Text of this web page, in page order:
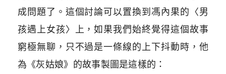
成問題了。這個討論可以置換到馮內果的〈男
孩遇上女孩〉上，如果我們始終覺得這個故事
窮極無聊，只不過是一條線的上下抖動時，他
為《灰姑娘》的故事製圖是這樣的：